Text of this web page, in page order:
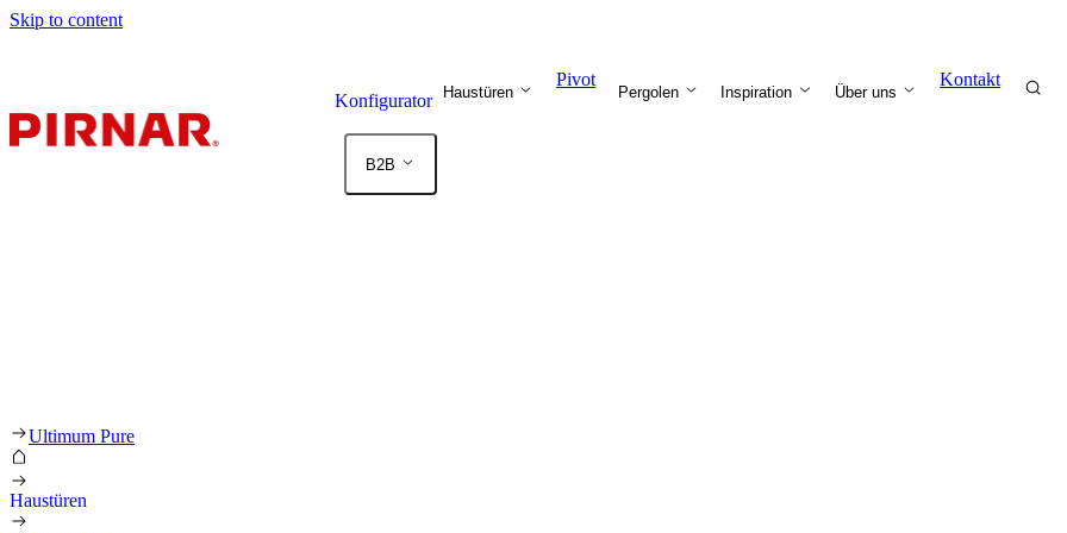
Skip to content
Konfigurator Haustüren
Pivot
Pergolen Inspiration Über uns
Kontakt
B2B
Ultimum Pure
Haustüren